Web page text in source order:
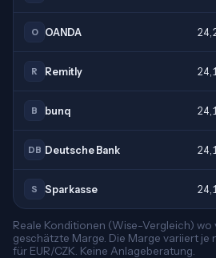
O OANDA
R Remitly
B bunq
DB Deutsche Bank
S Sparkasse
Reale Konditionen (Wise-Vergleich) wo
geschätzte Marge. Die Marge variiert je
für EUR/CZK. Keine Anlageberatung.